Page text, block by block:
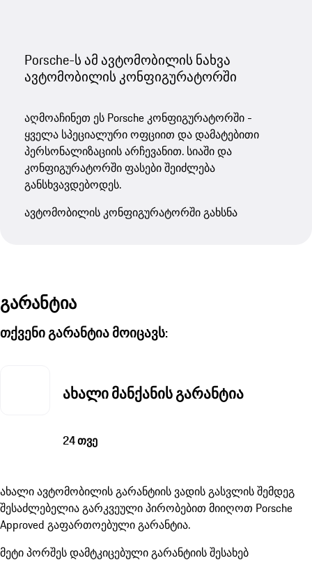
Porsche-ს ამ ავტომობილის ნახვა
ავტომობილის კონფიგურატორში
აღმოაჩინეთ ეს Porsche კონფიგურატორში -
ყველა სპეციალური ოფციით და დამატებითი
პერსონალიზაციის არჩევანით. სიაში და
კონფიგურატორში ფასები შეიძლება
განსხვავდებოდეს.
ავტომობილის კონფიგურატორში გახსნა
გარანტია
თქვენი გარანტია მოიცავს:
ახალი მანქანის გარანტია
24 თვე
ახალი ავტომობილის გარანტიის ვადის გასვლის შემდეგ
შესაძლებელია გარკვეული პირობებით მიიღოთ Porsche
Approved გაფართოებული გარანტია.
მეტი პორშეს დამტკიცებული გარანტიის შესახებ